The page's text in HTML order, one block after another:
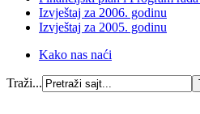
Izvještaj za 2006. godinu
Izvještaj za 2005. godinu
Kako nas naći
Traži...